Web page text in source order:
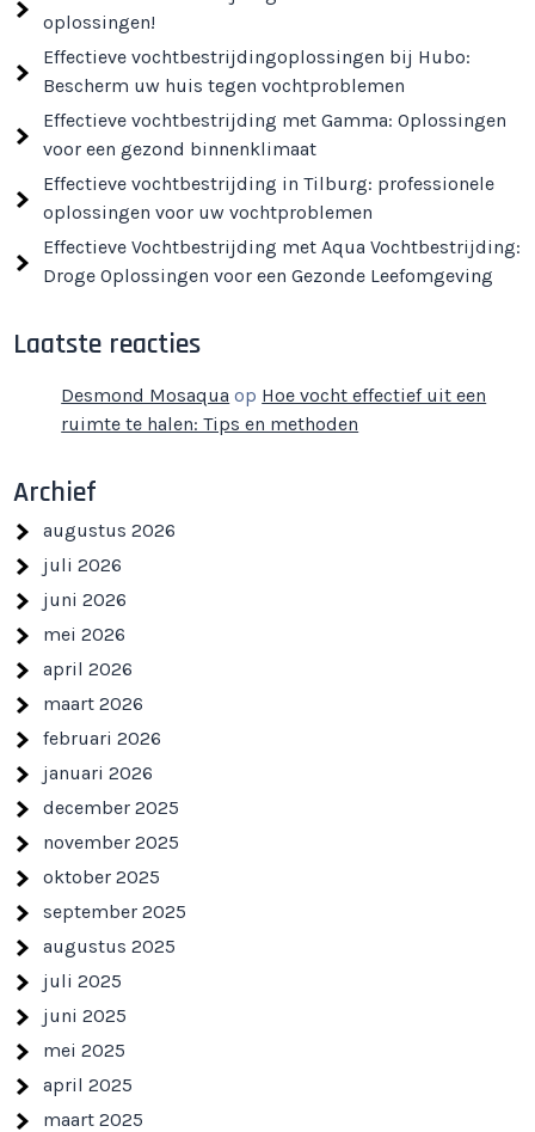
oplossingen!
Effectieve vochtbestrijdingoplossingen bij Hubo:
Bescherm uw huis tegen vochtproblemen
Effectieve vochtbestrijding met Gamma: Oplossingen
voor een gezond binnenklimaat
Effectieve vochtbestrijding in Tilburg: professionele
oplossingen voor uw vochtproblemen
Effectieve Vochtbestrijding met Aqua Vochtbestrijding:
Droge Oplossingen voor een Gezonde Leefomgeving
Laatste reacties
Desmond Mosaqua op Hoe vocht effectief uit een
ruimte te halen: Tips en methoden
Archief
augustus 2026
juli 2026
juni 2026
mei 2026
april 2026
maart 2026
februari 2026
januari 2026
december 2025
november 2025
oktober 2025
september 2025
augustus 2025
juli 2025
juni 2025
mei 2025
april 2025
maart 2025